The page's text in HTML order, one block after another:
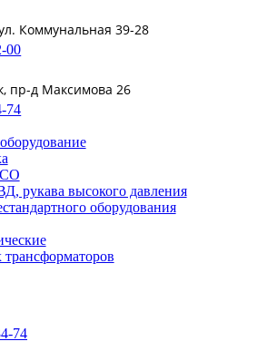
Коммунальная 39-28
00
пр-д Максимова 26
74
рукава высокого давления
оборудования
74